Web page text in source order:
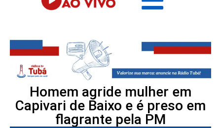
Homem agride mulher em
Capivari de Baixo e é preso em
flagrante pela PM